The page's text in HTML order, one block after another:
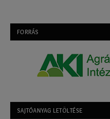
FORRÁS
SAJTÓANYAG LETÖLTÉSE